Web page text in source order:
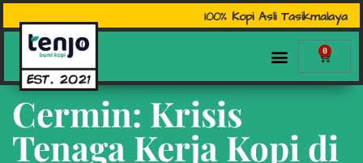
100% Kopi Asli Tasikmalaya
0
Cermin: Krisis
Tenaga Kerja Kopi di